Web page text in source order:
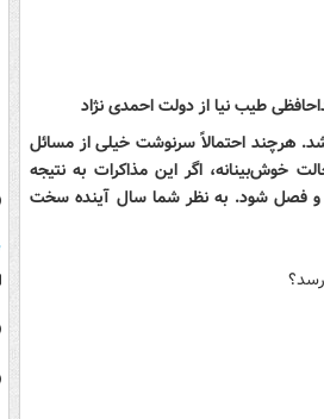
هرچند احتمالاً سرنوشت خیلی از مسائل
اگر این مذاکرات به نتیجه
و فصل شود. به نظر شما سال آینده سخت